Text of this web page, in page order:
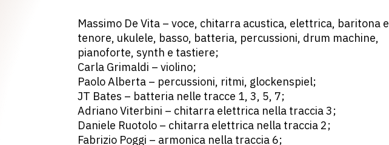
Massimo De Vita – voce, chitarra acustica, elettrica, baritona e
tenore, ukulele, basso, batteria, percussioni, drum machine,
pianoforte, synth e tastiere;
Carla Grimaldi – violino;
Paolo Alberta – percussioni, ritmi, glockenspiel;
JT Bates – batteria nelle tracce 1, 3, 5, 7;
Adriano Viterbini – chitarra elettrica nella traccia 3;
Daniele Ruotolo – chitarra elettrica nella traccia 2;
Fabrizio Poggi – armonica nella traccia 6;